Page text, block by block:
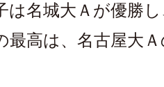
は名城大Ａが優勝
最高は、名古屋大